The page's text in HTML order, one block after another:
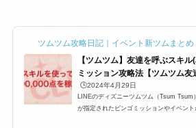
ツムツム攻略日記｜イベント新ツムまとめ
【ツムツム】友達を呼ぶスキ
ミッション攻略法【ツムツム友
🕒️2024年4月29日
LINEのディズニーツムツム（Tsum Tsum
が指定されたビンゴミッションやイベン